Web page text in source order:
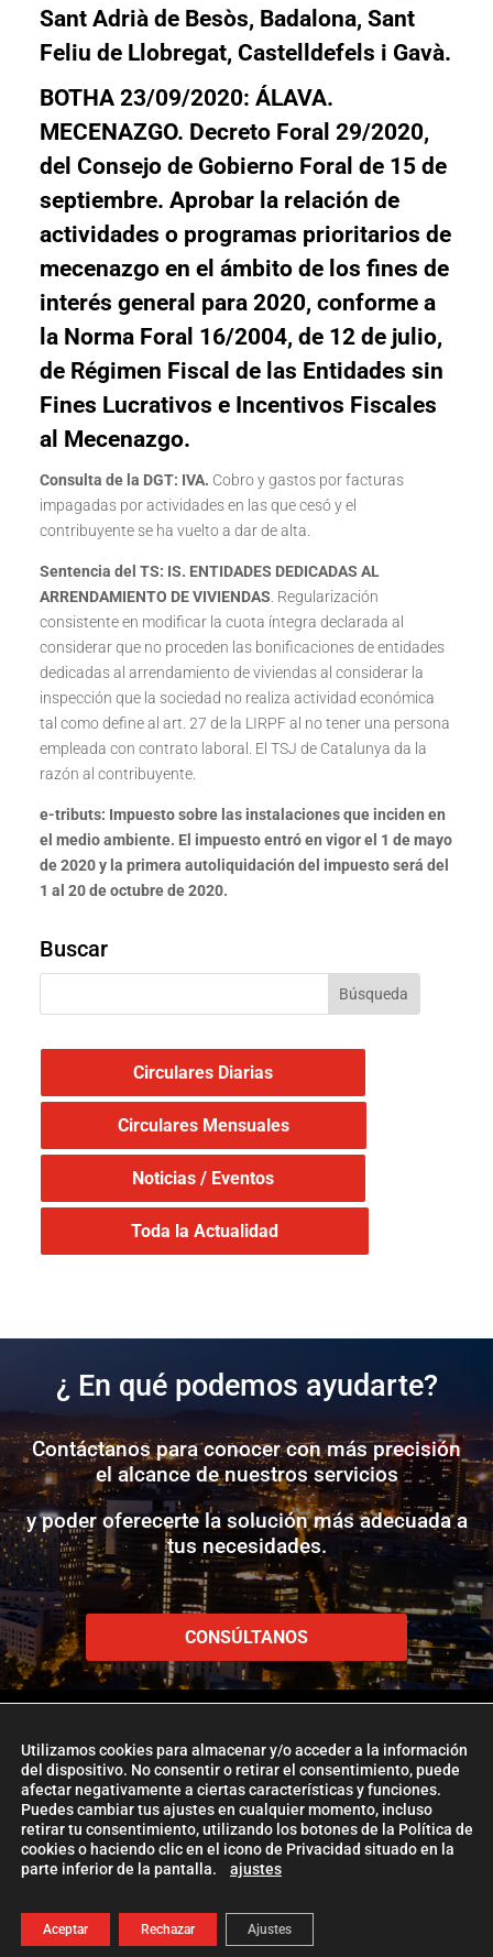
Sant Adrià de Besòs, Badalona, Sant
Feliu de Llobregat, Castelldefels i Gavà.
BOTHA 23/09/2020: ÁLAVA.
MECENAZGO. Decreto Foral 29/2020,
del Consejo de Gobierno Foral de 15 de
septiembre. Aprobar la relación de
actividades o programas prioritarios de
mecenazgo en el ámbito de los fines de
interés general para 2020, conforme a
la Norma Foral 16/2004, de 12 de julio,
de Régimen Fiscal de las Entidades sin
Fines Lucrativos e Incentivos Fiscales
al Mecenazgo.
Consulta de la DGT: IVA. Cobro y gastos por facturas
impagadas por actividades en las que cesó y el
contribuyente se ha vuelto a dar de alta.
Sentencia del TS: IS. ENTIDADES DEDICADAS AL
ARRENDAMIENTO DE VIVIENDAS . Regularización
consistente en modificar la cuota íntegra declarada al
considerar que no proceden las bonificaciones de entidades
dedicadas al arrendamiento de viviendas al considerar la
inspección que la sociedad no realiza actividad económica
tal como define al art. 27 de la LIRPF al no tener una persona
empleada con contrato laboral. El TSJ de Catalunya da la
razón al contribuyente.
e-tributs: Impuesto sobre las instalaciones que inciden en
el medio ambiente. El impuesto entró en vigor el 1 de mayo
de 2020 y la primera autoliquidación del impuesto será del
1 al 20 de octubre de 2020.
Buscar
Circulares Diarias
Circulares Mensuales
Noticias / Eventos
Toda la Actualidad
¿ En qué podemos ayudarte?
Contáctanos para conocer con más precisión
el alcance de nuestros servicios
y poder oferecerte la solución más adecuada a
tus necesidades.
CONSÚLTANOS
www.etlglobaladd.com
Copyright 2024 © ETL GLOBAL ADD
La Firma ETL Global|Política de Cookies
Utilizamos cookies para almacenar y/o acceder a la información
del dispositivo. No consentir o retirar el consentimiento, puede
afectar negativamente a ciertas características y funciones.
Puedes cambiar tus ajustes en cualquier momento, incluso
retirar tu consentimiento, utilizando los botones de la Política de
cookies o haciendo clic en el icono de Privacidad situado en la
parte inferior de la pantalla. ajustes
Aceptar Rechazar Ajustes